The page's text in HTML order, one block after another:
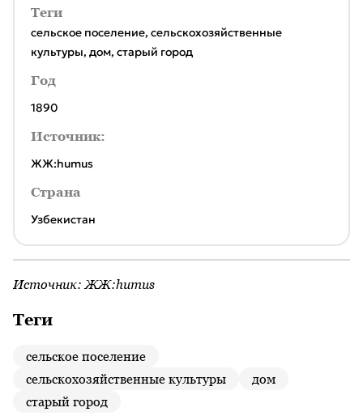
Теги
сельское поселение, сельскохозяйственные
культуры, дом, старый город
Год
1890
Источник:
ЖЖ:humus
Страна
Узбекистан
Источник: ЖЖ:humus
Теги
сельское поселение
сельскохозяйственные культуры
дом
старый город